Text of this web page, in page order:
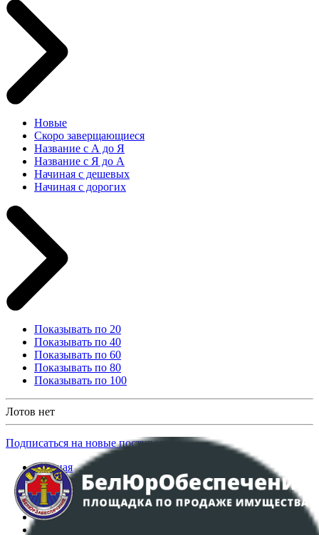
Новые
Скоро заверщающиеся
Название с А до Я
Название с Я до А
Начиная с дешевых
Начиная с дорогих
Показывать по 20
Показывать по 40
Показывать по 60
Показывать по 80
Показывать по 100
Лотов нет
Подписаться на новые поступления
Главная
Аукционы
Интернет-магазин
Регламент организации и проведения торгов